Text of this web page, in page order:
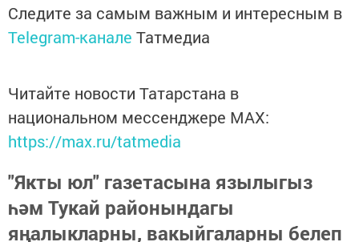
Следите за самым важным и интересным в
Telegram-канале Татмедиа
Читайте новости Татарстана в
национальном мессенджере MАХ:
https://max.ru/tatmedia
"Якты юл" газетасына язылыгыз
һәм Тукай районындагы
яңалыкларны, вакыйгаларны белеп